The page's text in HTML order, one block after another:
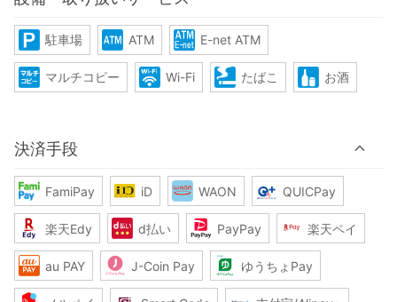
駐車場 ATM E-net ATM
マルチコピー Wi-Fi たばこ お酒
決済手段
FamiPay iD WAON QUICPay
楽天Edy d払い PayPay 楽天ペイ
au PAY J-Coin Pay ゆうちょPay